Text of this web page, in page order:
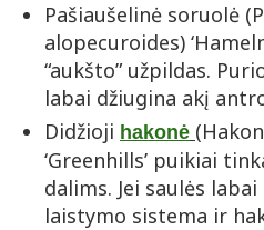
Pašiaušelinė soruolė
alopecuroides)
“aukšto” užpildas.
labai džiugina akį
Didžioji hakonė
‘Greenhills’ puikiai
dalims. Jei saulės
laistymo sistema ir